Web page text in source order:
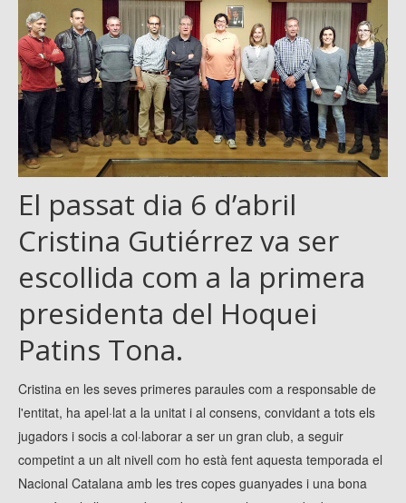
El passat dia 6 d’abril
Cristina Gutiérrez va ser
escollida com a la primera
presidenta del Hoquei
Patins Tona.
Cristina en les seves primeres paraules com a responsable de
l'entitat, ha apel·lat a la unitat i al consens, convidant a tots els
jugadors i socis a col·laborar a ser un gran club, a seguir
competint a un alt nivell com ho està fent aquesta temporada el
Nacional Catalana amb les tres copes guanyades i una bona